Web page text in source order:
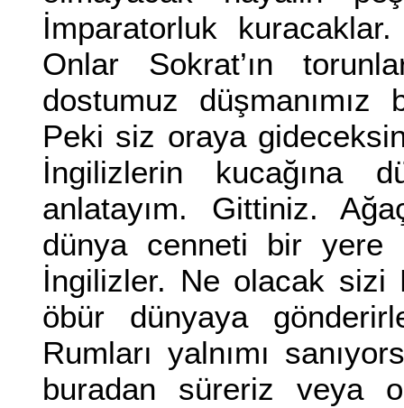
İmparatorluk
Onlar Sokrat’ın
dostumuz
Peki siz oraya
İngilizlerin kucağına
anlatayım. Gittiniz.
dünya cenneti bir yere
İngilizler. Ne olacak sizi
öbür dünyaya
Rumları yalnımı
buradan süreriz veya